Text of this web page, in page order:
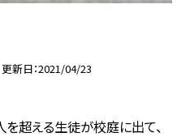
更新日 2021/04/23
を超える生徒が校庭に出て、